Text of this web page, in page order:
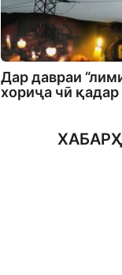
Дар давраи
хориҷа чӣ